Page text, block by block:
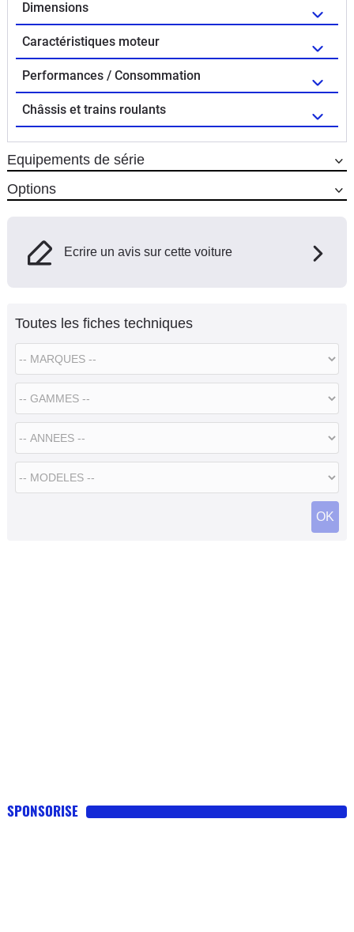
Dimensions
Caractéristiques moteur
Performances / Consommation
Châssis et trains roulants
Equipements de série
Options
Ecrire un avis sur cette voiture
Toutes les fiches techniques
SPONSORISE